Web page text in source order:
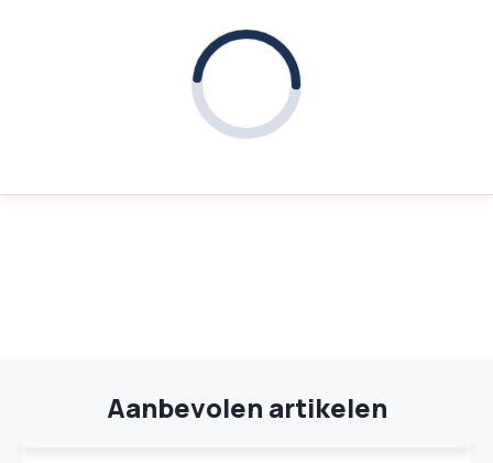
Aanbevolen artikelen